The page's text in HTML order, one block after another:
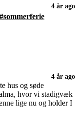
4 år ago
#sommerferie
4 år ago
hus og søde
hvor vi stadigvæk
lige nu og holder I